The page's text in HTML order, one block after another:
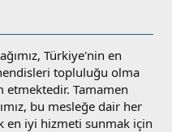
Türkiye'nin en
topluluğu olma
etmektedir. Tamamen
bu mesleğe dair her
en iyi hizmeti sunmak için